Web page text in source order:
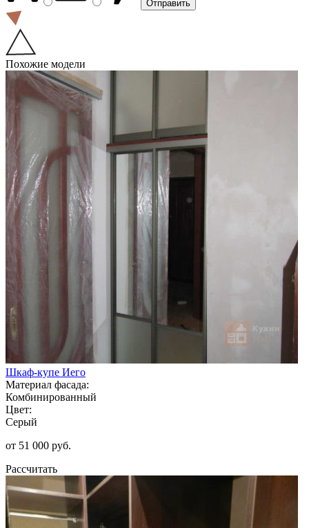
Похожие модели
Шкаф-купе Иего
Материал фасада:
Комбинированный
Цвет:
Серый
от 51 000 руб.
Рассчитать